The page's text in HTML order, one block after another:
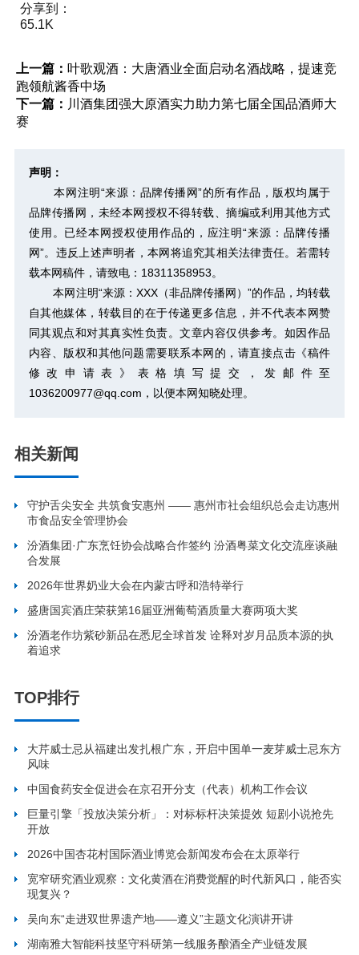
分享到：
65.1K
上一篇： 叶歌观酒：大唐酒业全面启动名酒战略，提速竞
跑领航酱香中场
下一篇： 川酒集团强大原酒实力助力第七届全国品酒师大
赛
声明：
本网注明“来源：品牌传播网”的所有作品，版权均属于
品牌传播网，未经本网授权不得转载、摘编或利用其他方式
使用。已经本网授权使用作品的，应注明“来源：品牌传播
网”。违反上述声明者，本网将追究其相关法律责任。若需转
载本网稿件，请致电：18311358953。
本网注明“来源：XXX（非品牌传播网）”的作品，均转载
自其他媒体，转载目的在于传递更多信息，并不代表本网赞
同其观点和对其真实性负责。文章内容仅供参考。如因作品
内容、版权和其他问题需要联系本网的，请直接点击 《稿件
修改申请表》 表格填写提交，发邮件至
1036200977@qq.com，以便本网知晓处理。
相关新闻
守护舌尖安全 共筑食安惠州 —— 惠州市社会组织总会走访惠州
市食品安全管理协会
汾酒集团·广东烹饪协会战略合作签约 汾酒粤菜文化交流座谈融
合发展
2026年世界奶业大会在内蒙古呼和浩特举行
盛唐国宾酒庄荣获第16届亚洲葡萄酒质量大赛两项大奖
汾酒老作坊紫砂新品在悉尼全球首发 诠释对岁月品质本源的执
着追求
TOP排行
大芹威士忌从福建出发扎根广东，开启中国单一麦芽威士忌东方
风味
中国食药安全促进会在京召开分支（代表）机构工作会议
巨量引擎「投放决策分析」：对标标杆决策提效 短剧小说抢先
开放
2026中国杏花村国际酒业博览会新闻发布会在太原举行
宽窄研究酒业观察：文化黄酒在消费觉醒的时代新风口，能否实
现复兴？
吴向东“走进双世界遗产地——遵义”主题文化演讲开讲
湖南雅大智能科技坚守科研第一线服务酿酒全产业链发展